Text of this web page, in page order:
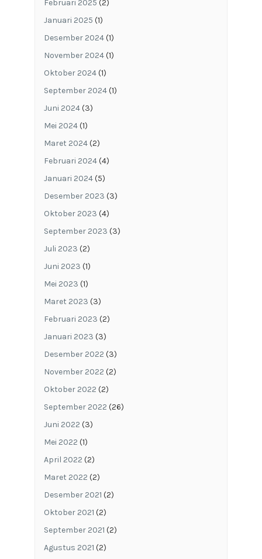
Februari 2025 (2)
Januari 2025 (1)
Desember 2024(1)
November 2024(1)
Oktober 2024(1)
September 2024(1)
Juni 2024(3)
Mei 2024(1)
Maret 2024(2)
Februari 2024(4)
Januari 2024(5)
Desember 2023 (3)
Oktober 2023 (4)
September 2023 (3)
Juli 2023 (2)
Juni 2023 (1)
Mei 2023 (1)
Maret 2023 (3)
Februari 2023 (2)
Januari 2023 (3)
Desember 2022 (3)
November 2022 (2)
Oktober 2022 (2)
September 2022 (26)
Juni 2022 (3)
Mei 2022 (1)
April 2022 (2)
Maret 2022 (2)
Desember 2021 (2)
Oktober 2021 (2)
September 2021 (2)
Agustus 2021 (2)